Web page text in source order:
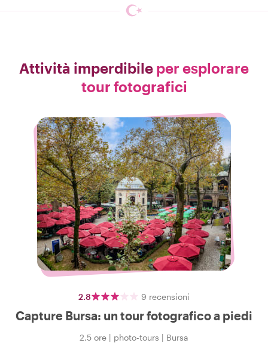
Attività imperdibile per esplorare
tour fotografici
2.8 9 recensioni
Capture Bursa: un tour fotografico a piedi
2,5 ore | photo-tours | Bursa